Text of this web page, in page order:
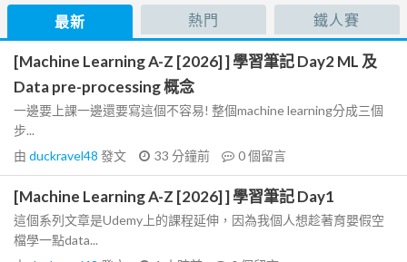
最新 熱門 鐵人賽
[Machine Learning A-Z [2026] ] 學習筆記 Day2 ML 及
Data pre-processing 概念
一邊要上課一邊還要寫這個不容易! 整個machine learning分成三個
步...
由 duckravel48 發文 33 分鐘前 0個留言
[Machine Learning A-Z [2026] ] 學習筆記 Day1
這個系列文章是Udemy上的課程延伸，因為我個人想趁著育嬰假空
檔學一點data...